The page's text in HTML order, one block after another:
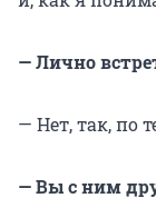
— Лично
— Нет, так, по
— Вы с ним